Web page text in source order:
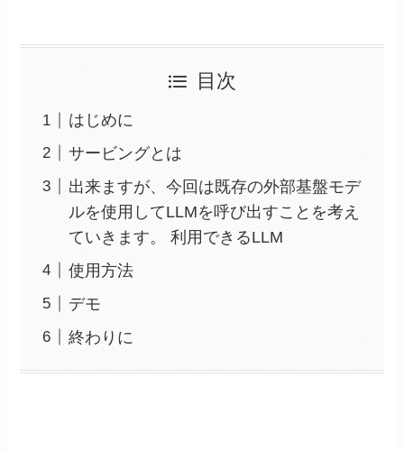
目次
はじめに
サービングとは
出来ますが、今回は既存の外部基盤モデ
ルを使用してLLMを呼び出すことを考え
ていきます。 利用できるLLM
使用方法
デモ
終わりに